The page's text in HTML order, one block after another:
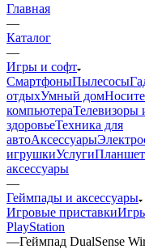
Главная
—
Каталог
—
Игры и софт
СмартфоныПылесосы
отдыхУмный дом
компьютераТелевизоры
здоровьеТехника для
автоАксессуары
игрушкиУслуги
аксессуары
—
Геймпады и аксессуары
Игровые приставки
PlayStation
—Геймпад DualSense